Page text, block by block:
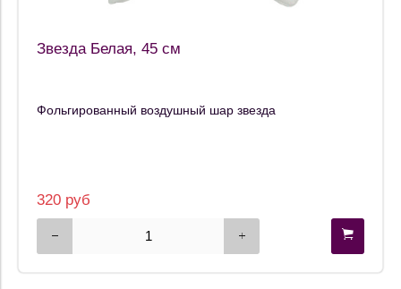
Звезда Белая, 45 см
Фольгированный воздушный шар звезда
320 руб